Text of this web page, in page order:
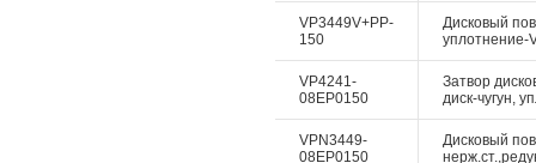
VP3449V+PP-
150
Дисковый
уплотнение-
VP4241-
08EP0150
Затвор
диск-чугун,
VPN3449-
08EP0150
Дисковый